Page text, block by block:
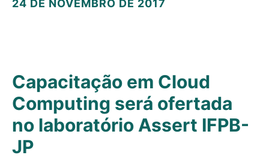
24 DE NOVEMBRO DE 2017
Capacitação em Cloud
Computing será ofertada
no laboratório Assert IFPB-
JP